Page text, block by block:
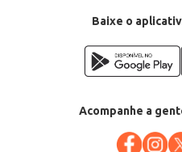
Baixe o
Acompanhe a